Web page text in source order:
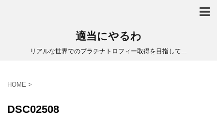
適当にやるわ
リアルな世界でのプラチナトロフィー取得を目指して...
HOME >
DSC02508